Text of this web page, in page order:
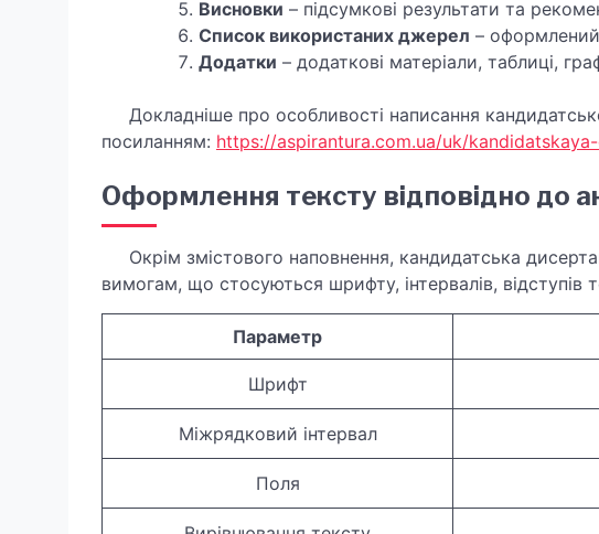
Висновки – підсумкові результати та
Список використаних джерел – оформлений
Додатки – додаткові матеріали, таблиці,
Докладніше про особливості написання
посиланням: https://aspirantura.com.ua/uk/
Оформлення тексту відповідно до
Окрім змістового наповнення, кандидатська
вимогам, що стосуються шрифту, інтервалів, відступів
Параметр
Шрифт
Міжрядковий інтервал
Поля